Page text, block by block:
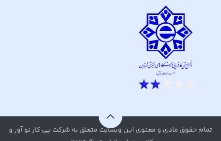
تمام حقوق مادی و معنوی این وبسایت متعلق به شرکت پی کار نو آور و